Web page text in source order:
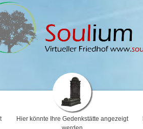
Hier könnte Ihre Gedenkstätte angezeigt